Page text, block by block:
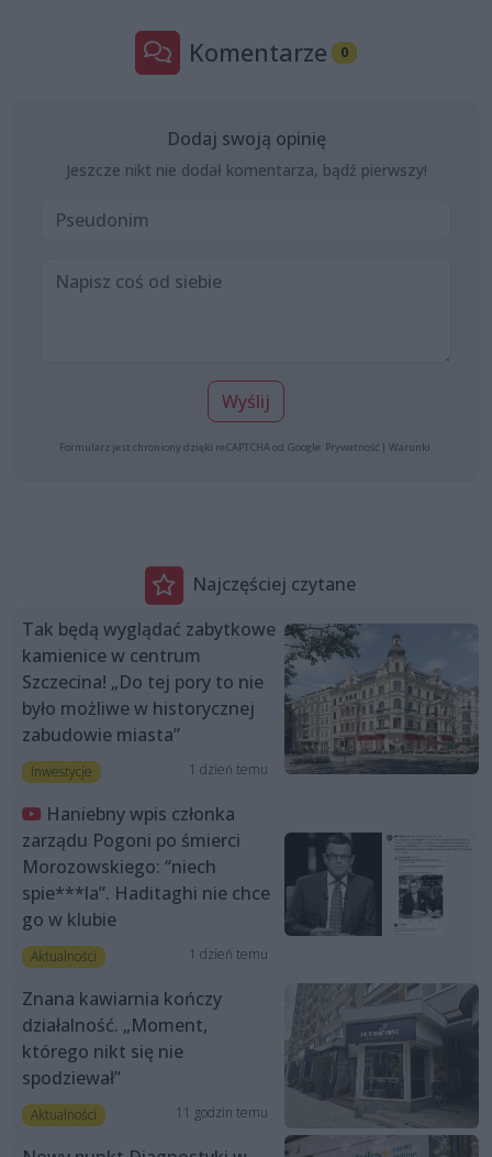
Komentarze 0
Dodaj swoją opinię
Jeszcze nikt nie dodał komentarza, bądź pierwszy!
Wyślij
Formularz jest chroniony dzięki reCAPTCHA od Google: Prywatność | Warunki
Najczęściej czytane
Tak będą wyglądać zabytkowe
kamienice w centrum
Szczecina! „Do tej pory to nie
było możliwe w historycznej
zabudowie miasta”
Inwestycje 1 dzień temu
Haniebny wpis członka
zarządu Pogoni po śmierci
Morozowskiego: “niech
spie***la”. Haditaghi nie chce
go w klubie
Aktualności 1 dzień temu
Znana kawiarnia kończy
działalność. „Moment,
którego nikt się nie
spodziewał”
Aktualności 11 godzin temu